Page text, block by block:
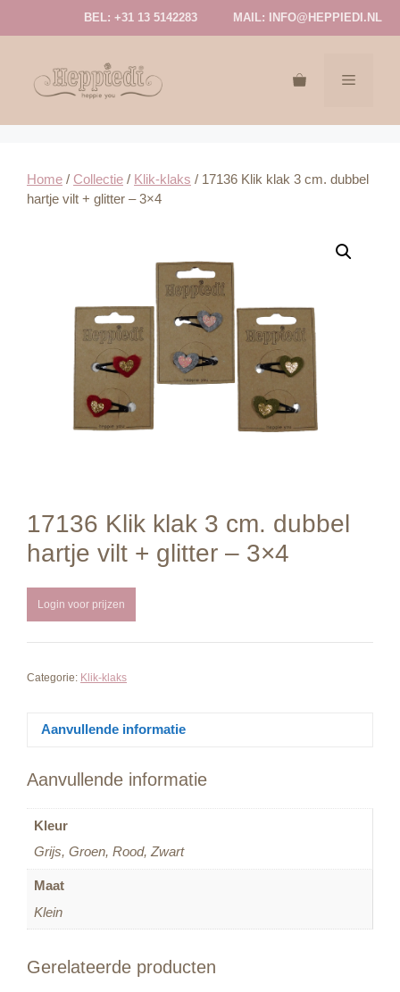
BEL: +31 13 5142283 MAIL: INFO@HEPPIEDI.NL
MENU
Home / Collectie / Klik-klaks / 17136 Klik klak 3 cm. dubbel
hartje vilt + glitter – 3×4
17136 Klik klak 3 cm. dubbel
hartje vilt + glitter – 3×4
Login voor prijzen
Categorie: Klik-klaks
Aanvullende informatie
Aanvullende informatie
Kleur
Grijs, Groen, Rood, Zwart
Maat
Klein
Gerelateerde producten